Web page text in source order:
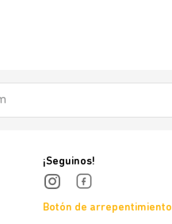
¡Seguinos!
Botón de arrepentimiento